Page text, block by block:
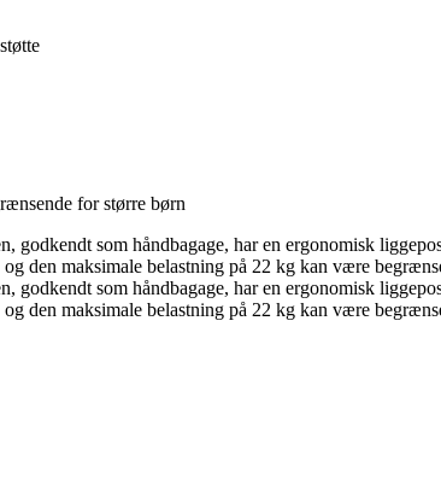
for større børn
godkendt som håndbagage, har en ergonomisk
den maksimale belastning på 22 kg kan være
godkendt som håndbagage, har en ergonomisk
den maksimale belastning på 22 kg kan være